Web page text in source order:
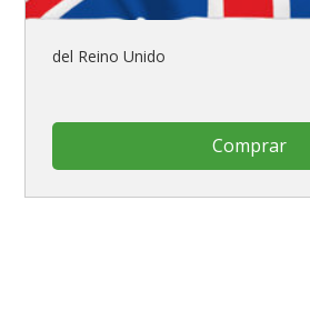
del Reino Unido
Comprar